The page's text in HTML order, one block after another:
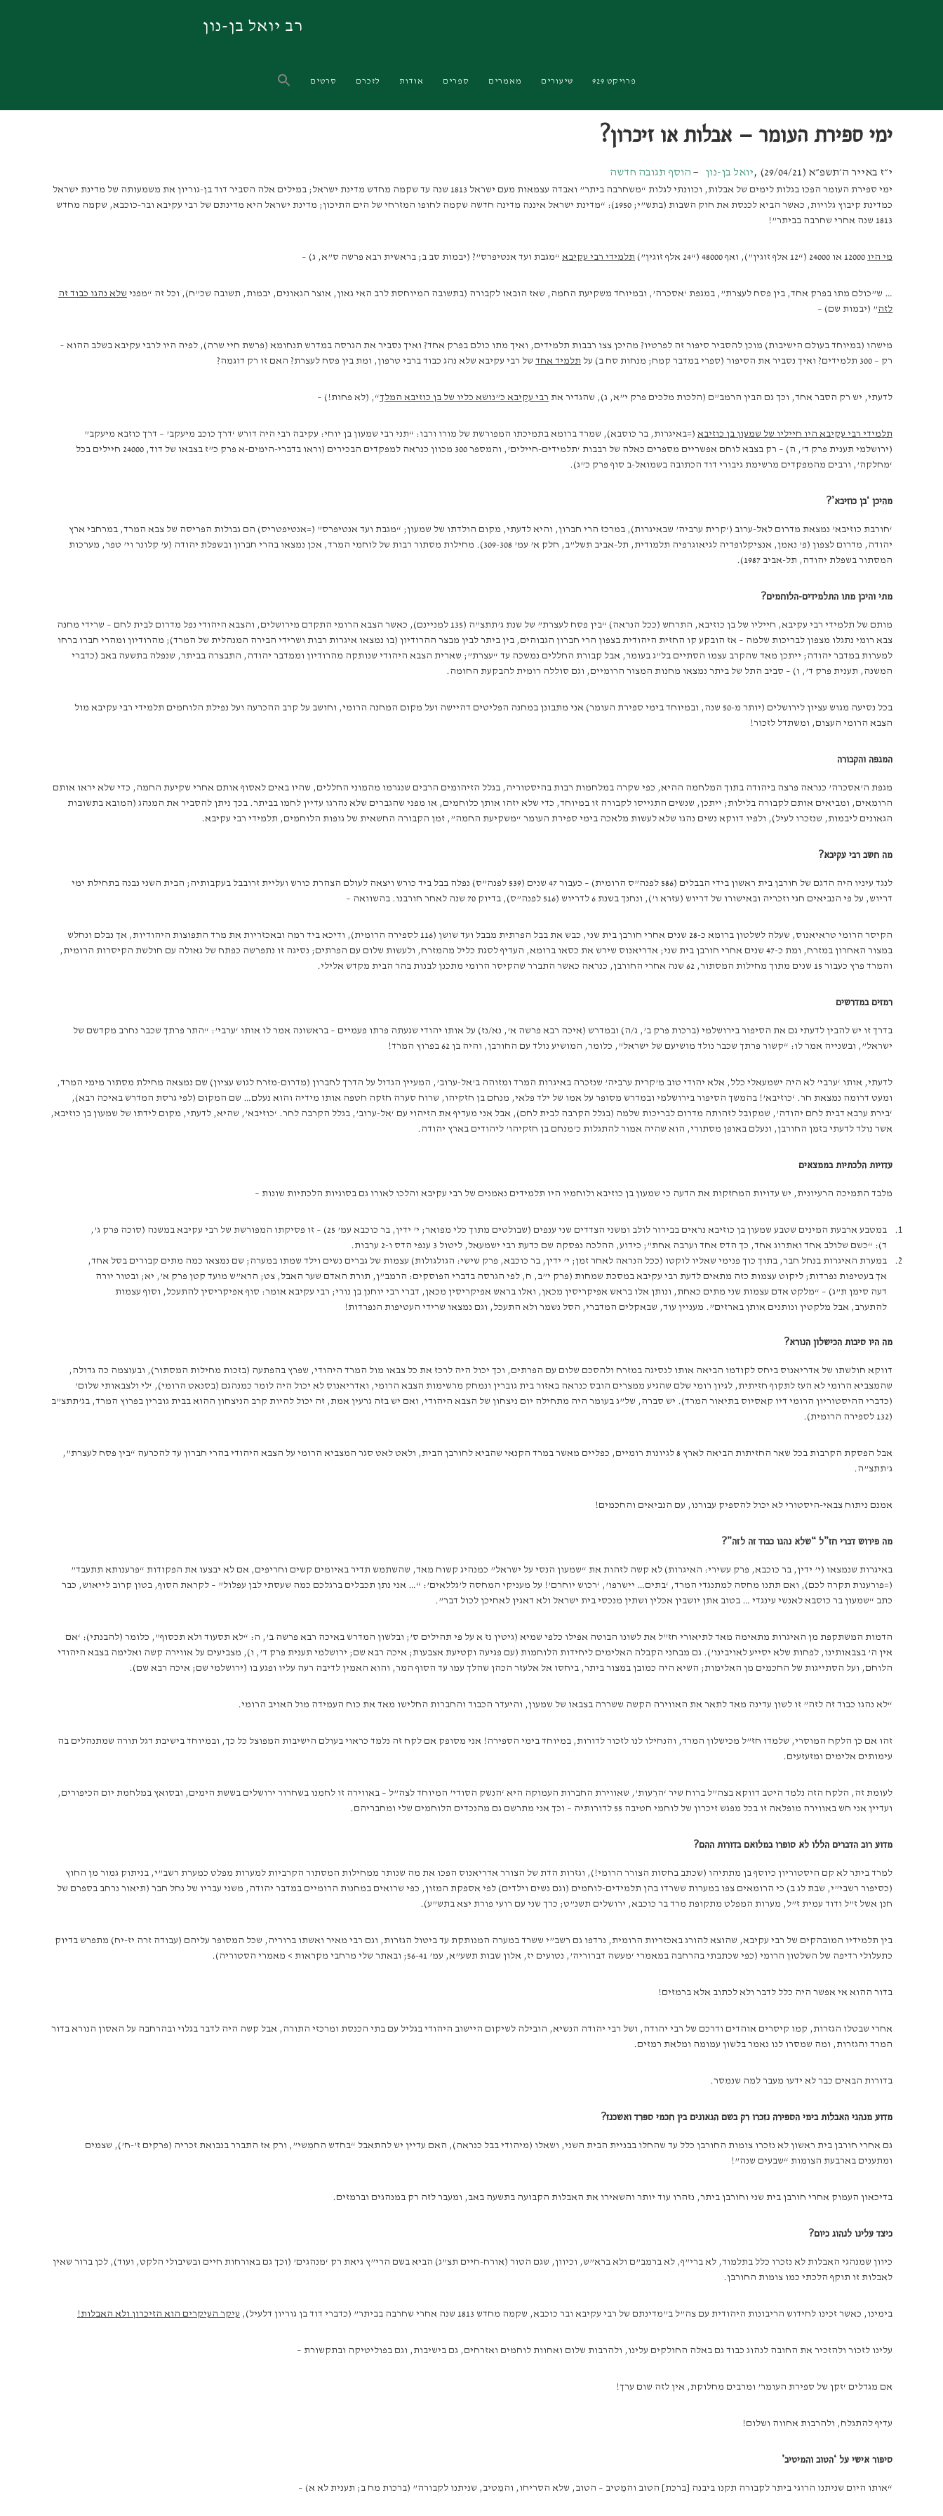
רב יואל בן-נון
פרויקט 929 שיעורים מאמרים ספרים אודות לזכרם סרטים
ימי ספירת העומר – אבלות או זיכרון?
י״ז באייר ה׳תשפ״א (29/04/21) ,יואל בן-נון הוסף תגובה חדשה
ימי ספירת העומר הפכו בגלות לימים של אבלות, וכוונתי לגלות “משחרבה ביתר” ואבדה עצמאות מעם ישראל 1813 שנה עד שקמה מחדש מדינת ישראל; במילים אלה הסביר דוד בן-גוריון את משמעותה של מדינת ישראל
כמדינת קיבוץ גלויות, כאשר הביא לכנסת את חוק השבות (בתש”י; 1950): “מדינת ישראל איננה מדינה חדשה שקמה לחופו המזרחי של הים התיכון; מדינת ישראל היא מדינתם של רבי עקיבא ובר-כוכבא, שקמה מחדש
1813 שנה אחרי שחרבה בביתר”!
מי היו תלמידי רבי עקיבא “מגבת ועד אנטיפרס”? (יבמות סב ב; בראשית רבא פרשה ס”א, ג) –
… ש”כולם מתו בפרק אחד, בין פסח לעצרת”, במגפת ‘אסכרה’, ובמיוחד משקיעת החמה, שאז הובאו לקבורה (בתשובה המיוחסת לרב האי גאון, אוצר הגאונים, יבמות, תשובה שכ”ח), וכל זה “מפני שלא נהגו כבוד זה
לזה” (יבמות שם) –
מישהו (במיוחד בעולם הישיבות) מוכן להסביר סיפור זה לפרטיו? מהיכן צצו רבבות תלמידים, ואיך מתו כולם בפרק אחד? ואיך נסביר את הגרסה במדרש תנחומא (פרשת חיי שרה), לפיה היו לרבי עקיבא בשלב ההוא –
רק – 300 תלמידים? ואיך נסביר את הסיפור (ספרי במדבר קמח; מנחות סח ב) על
תלמיד אחד של רבי עקיבא שלא נהג כבוד ברבי טרפון, ומת בין פסח לעצרת? האם זו רק דוגמה?
לדעתי, יש רק הסבר אחד, וכך גם הבין הרמב”ם (הלכות מלכים פרק י”א, ג), שהגדיר את רבי עקיבא כ”נושא כליו של בן כוזיבא המלך“, (לא פחות!) –
תלמידי רבי עקיבא היו חייליו של שמעון בן כוזיבא (=באיגרות, בר כוסבא), שמרד ברומא בתמיכתו המפורשת של מורו ורבו: “תני רבי שמעון בן יוחי: עקיבה רבי היה דורש ‘דרך כוכב מיעקב’ – דרך כוזבא מיעקב”
(ירושלמי תענית פרק ד’, ה) – רק בצבא לוחם אפשריים מספרים כאלה של רבבות ‘תלמידים-חיילים’, והמספר 300 מכוון כנראה למפקדים הבכירים (וראו בדברי-הימים-א פרק כ”ז בצבאו של דוד, 24000 חיילים בכל
‘מחלקה’, ורבים מהמפקדים מרשימת גיבורי דוד הכתובה בשמואל-ב סוף פרק כ”ג).
מהיכן ‘בן כוזיבא’?
‘חורבת כוזיבא’ נמצאת מדרום לאל-ערוב (‘קרית ערביה’ שבאיגרות), במרכז הרי חברון, והיא לדעתי, מקום הולדתו של שמעון; “מגבת ועד אנטיפרס” (=אנטיפטריס) הם גבולות הפריסה של צבא המרד, במרחבי ארץ
יהודה, מדרום לצפון (פ’ נאמן, אנציקלופדיה לגיאוגרפיה תלמודית, תל-אביב תשל”ב, חלק א’ עמ’ 309-308). מחילות מסתור רבות של לוחמי המרד, אכן נמצאו בהרי חברון ובשפלת יהודה (ע’ קלונר וי’ טפר, מערכות
המסתור בשפלת יהודה, תל-אביב 1987).
מתי והיכן מתו התלמידים-הלוחמים?
מותם של תלמידי רבי עקיבא, חייליו של בן כוזיבא, התרחש (ככל הנראה) “בין פסח לעצרת” של שנת ג’תתצ”ה (135 למניינם), כאשר הצבא הרומי התקדם מירושלים, והצבא היהודי נפל מדרום לבית לחם – שרידי מחנה
צבא רומי נתגלו מצפון לבריכות שלמה – אז הובקע קו החזית היהודית בצפון הרי חברון הגבוהים, בין ביתר לבין מבצר ההרודיון (בו נמצאו איגרות רבות ושרידי הבירה המנהלית של המרד); מהרודיון ומהרי חברו ברחו
למערות במדבר יהודה; ייתכן מאד שהקרב עצמו הסתיים בל”ג בעומר, אבל קבורת החללים נמשכה עד “עצרת”; שארית הצבא היהודי שנותקה מהרודיון וממדבר יהודה, התבצרה בביתר, שנפלה בתשעה באב (כדברי
המשנה, תענית פרק ד’, ו) – סביב התל של ביתר נמצאו מחנות המצור הרומיים, וגם סוללה רומית להבקעת החומה.
בכל נסיעה מגוש עציון לירושלים (יותר מ-50 שנה, ובמיוחד בימי ספירת העומר) אני מתבונן במחנה הפליטים דהיישה ועל מקום המחנה הרומי, וחושב על קרב ההכרעה ועל נפילת הלוחמים תלמידי רבי עקיבא מול
הצבא הרומי העצום, ומשתדל לזכור!
המגפה והקבורה
מגפת ה’אסכרה’ כנראה פרצה ביהודה בתוך המלחמה ההיא, כפי שקרה במלחמות רבות בהיסטוריה, בגלל הזיהומים הרבים שנגרמו מהמוני החללים, שהיו באים לאסוף אותם אחרי שקיעת החמה, כדי שלא יראו אותם
הרומאים, ומביאים אותם לקבורה בלילות; ייתכן, שנשים התגייסו לקבורה זו במיוחד, כדי שלא יזהו אותן כלוחמים, או מפני שהגברים שלא נהרגו עדיין לחמו בביתר. בכך ניתן להסביר את המנהג (המובא בתשובות
הגאונים ליבמות, שנזכרו לעיל), ולפיו דווקא נשים נהגו שלא לעשות מלאכה בימי ספירת העומר “משקיעת החמה”, זמן הקבורה החשאית של גופות הלוחמים, תלמידי רבי עקיבא.
מה חשב רבי עקיבא?
לנגד עיניו היה הדגם של חורבן בית ראשון בידי הבבלים (586 לפנה”ס הרומית) – כעבור 47 שנים (539 לפנה”ס) נפלה בבל ביד כורש ויצאה לעולם הצהרת כורש ועליית זרובבל בעקבותיה; הבית השני נבנה בתחילת ימי
דריוש, על פי הנביאים חגי וזכריה ובאישורו של דריוש (עזרא ו’), ונחנך בשנת 6 לדריוש (516 לפנה”ס), בדיוק 70 שנה לאחר חורבנו. בהשוואה –
הקיסר הרומי טראיאנוס, שעלה לשלטון ברומא כ-28 שנים אחרי חורבן בית שני, כבש את בבל הפרתית מבבל ועד שושן (116 לספירה הרומית), ודיכא ביד רמה ובאכזריות את מרד התפוצות היהודיות, אך נבלם ונחלש
במצור האחרון במזרח, ומת כ-47 שנים אחרי חורבן בית שני; אדריאנוס שירש את כסאו ברומא, העדיף לסגת כליל מהמזרח, ולעשות שלום עם הפרתים; נסיגה זו נתפרשה כפתח של גאולה עם חולשת הקיסרות הרומית,
והמרד פרץ כעבור 15 שנים מתוך מחילות המסתור, 62 שנה אחרי החורבן, כנראה כאשר התברר שהקיסר הרומי מתכנן לבנות בהר הבית מקדש אלילי.
רמזים במדרשים
בדרך זו יש להבין לדעתי גם את הסיפור בירושלמי (ברכות פרק ב’, ג/ה) ובמדרש (איכה רבא פרשה א’, נא/נז) על אותו יהודי שגעתה פרתו פעמיים – בראשונה אמר לו אותו ‘ערבי’: “התר פרתך שכבר נחרב מקדשם של
ישראל”, ובשנייה אמר לו: “קשור פרתך שכבר נולד מושיעם של ישראל”, כלומר, המושיע נולד עם החורבן, והיה בן 62 בפרוץ המרד!
לדעתי, אותו ‘ערבי’ לא היה ישמעאלי כלל, אלא יהודי טוב מ’קרית ערביה’ שנזכרה באיגרות המרד ומזוהה ב’אל-ערוב’, המעיין הגדול על הדרך לחברון (מדרום-מזרח לגוש עציון) שם נמצאה מחילת מסתור מימי המרד,
ומעט דרומה נמצאת חר. ‘כוזיבא’! בהמשך הסיפור בירושלמי ובמדרש מסופר על אמו של ילד פלאי, מנחם בן חזקיהו, שרוח סערה חזקה חטפה אותו מידיה והוא נעלם… שם המקום (לפי גרסת המדרש באיכה רבא),
‘בירת ערבא דבית לחם יהודה’, שמקובל לזהותה מדרום לבריכות שלמה (בגלל הקרבה לבית לחם), אבל אני מעדיף את הזיהוי עם ‘אל-ערוב’, בגלל הקרבה לחר. ‘כוזיבא’, שהיא, לדעתי, מקום לידתו של שמעון בן כוזיבא,
אשר נולד לדעתי בזמן החורבן, ונעלם באופן מסתורי, הוא שהיה אמור להתגלות כ’מנחם בן חזקיהו’ ליהודים בארץ יהודה.
עדויות הלכתיות בממצאים
מלבד התמיכה הרעיונית, יש עדויות המחזקות את הדעה כי שמעון בן כוזיבא ולוחמיו היו תלמידים נאמנים של רבי עקיבא והלכו לאורו גם בסוגיות הלכתיות שונות –
במטבע ארבעת המינים שטבע שמעון בן כוזיבא נראים בבירור לולב ומשני הצדדים שני ענפים (שבולטים מתוך כלי מפואר; י’ ידין, בר כוכבא עמ’ 25) – זו פסיקתו המפורשת של רבי עקיבא במשנה (סוכה פרק ג’,
ד): “כשם שלולב אחד ואתרוג אחד, כך הדס אחד וערבה אחת”; כידוע, ההלכה נפסקה שם כדעת רבי ישמעאל, ליטול 3 ענפי הדס ו-2 ערבות.
במערת האיגרות בנחל חבר, בתוך כוך פנימי שאליו לוקטו (ככל הנראה לאחר זמן; י’ ידין, בר כוכבא, פרק שישי: הגולגולות) עצמות של גברים נשים וילד שמתו במערה; שם נמצאו כמה מתים קבורים בסל אחד,
אך בעטיפות נפרדות; ליקוט עצמות כזה מתאים לדעת רבי עקיבא במסכת שמחות (פרק י”ב, ח, לפי הגרסה בדברי הפוסקים: הרמב”ן, תורת האדם שער האבל, צט; הרא”ש מועד קטן פרק א’, יא; ובטור יורה
דעה סימן ת”ג) – “מלקט אדם עצמות שני מתים כאחת, ונותן אלו בראש אפיקריסין מכאן, ואלו בראש אפיקריסין מכאן, דברי רבי יוחנן בן נורי; רבי עקיבא אומר: סוף אפיקריסין להתעכל, וסוף עצמות
להתערב, אבל מלקטין ונותנים אותן בארזים”. מעניין עוד, שבאקלים המדברי, הסל נשמר ולא התעכל, וגם נמצאו שרידי העטיפות הנפרדות!
מה היו סיבות הכישלון הנורא?
דווקא חולשתו של אדריאנוס ביחס לקודמו הביאה אותו לנסיגה במזרח ולהסכם שלום עם הפרתים, וכך יכול היה לרכז את כל צבאו מול המרד היהודי, שפרץ בהפתעה (בזכות מחילות המסתור), ובעוצמה כה גדולה,
שהמצביא הרומי לא העז לתקוף חזיתית, לגיון רומי שלם שהגיע ממצרים הובס כנראה באזור בית גוברין ונמחק מרשימות הצבא הרומי, ואדריאנוס לא יכול היה לומר כמנהגם (בסנאט הרומי), ‘לי ולצבאותי שלום’
(כדברי ההיסטוריון הרומי דיו קאסיוס בתיאור המרד). יש סברה, של”ג בעומר היה מתחילה יום ניצחון של הצבא היהודי, ואם יש בזה גרעין אמת, זה יכול להיות קרב הניצחון ההוא בבית גוברין בפרוץ המרד, בג’תתצ”ב
(132 לספירה הרומית).
אבל הפסקת הקרבות בכל שאר החזיתות הביאה לארץ 8 לגיונות רומיים, כפליים מאשר במרד הקנאי שהביא לחורבן הבית, ולאט לאט סגר המצביא הרומי על הצבא היהודי בהרי חברון עד להכרעה “בין פסח לעצרת”,
ג’תתצ”ה.
אמנם ניתוח צבאי-היסטורי לא יכול להספיק עבורנו, עם הנביאים והחכמים!
מה פירוש דברי חז”ל “שלא נהגו כבוד זה לזה”?
באיגרות שנמצאו (י’ ידין, בר כוכבא, פרק עשירי: האיגרות) לא קשה לזהות את “שמעון הנסי על ישראל” כמנהיג קשוח מאד, שהשתמש תדיר באיומים קשים וחריפים, אם לא יבצעו את הפקודות “פרענותא תתעבד”
(=פורענות תקרה לכם), ואם תתנו מחסה למתנגדי המרד, ‘בתים… יישרפו’, ‘רכוש יוחרם’! על מעניקי המחסה ל’גללאים’: “… אני נתן תכבלים ברגלכם כמה שעסתי לבן עפלול” – לקראת הסוף, בטון קרוב לייאוש, כבר
כתב “שמעון בר כוסבא לאנשי עינגדי … בטוב אתן יושבין אכלין ושתין מנכסי בית ישראל ולא דאגין לאחיכן לכול דבר”.
הדמות המשתקפת מן האיגרות מתאימה מאד לתיאורי חז”ל את לשונו הבוטה אפילו כלפי שמיא (גיטין נז א על פי תהילים ס’; ובלשון המדרש באיכה רבא פרשה ב’, ה: “לא תסעוד ולא תכסוף”, כלומר (להבנתי): ‘אם
אין ה’ בצבאותינו, לפחות שלא יסייע לאויבינו’). גם מבחני הקבלה האלימים ליחידות הלוחמות (עם פגיעה וקטיעת אצבעות; איכה רבא שם; ירושלמי תענית פרק ד’, ו), מצביעים על אווירה קשה ואלימה בצבא היהודי
הלוחם, ועל הסתייגות של החכמים מן האלימות; השיא היה כמובן במצור ביתר, ביחסו אל אלעזר הכהן שהלך עמו עד הסוף המר, והוא האמין לדיבה רעה עליו ופגע בו (ירושלמי שם; איכה רבא שם).
“לא נהגו כבוד זה לזה” זו לשון עדינה מאד לתאר את האווירה הקשה ששררה בצבאו של שמעון, והיעדר הכבוד והחברות החלישו מאד את כוח העמידה מול האויב הרומי.
זהו אם כן הלקח המוסרי, שלמדו חז”ל מכישלון המרד, והנחילו לנו לזכור לדורות, במיוחד בימי הספירה! אני מסופק אם לקח זה נלמד כראוי בעולם הישיבות המפוצל כל כך, ובמיוחד בישיבת דגל תורה שמתנהלים בה
עימותים אלימים ומזעזעים.
לעומת זה, הלקח הזה נלמד היטב דווקא בצה”ל ברוח שיר ‘הרֵעות’, שאווירת החברות העמוקה היא ‘הנשק הסודי’ המיוחד לצה”ל – באווירה זו לחמנו בשחרור ירושלים בששת הימים, ובסואץ במלחמת יום הכיפורים,
ועדיין אני חש באווירה מופלאה זו בכל מפגש זיכרון של לוחמי חטיבה 55 לדורותיה – וכך אני מתרשם גם מהנכדים הלוחמים שלי ומחבריהם.
מדוע רוב הדברים הללו לא סופרו במלואם בדורות ההם?
למרד ביתר לא קם היסטוריון כיוסף בן מתתיהו (שכתב בחסות הצורר הרומי!), וגזרות הדת של הצורר אדריאנוס הפכו את מה שנותר ממחילות המסתור הקרביות למערות מפלט כמערת רשב”י, בניתוק גמור מן החוץ
(כסיפור רשבי”י, שבת לג ב) כי הרומאים צפו במערות ששרדו בהן תלמידים-לוחמים (וגם נשים וילדים) לפי אספקת המזון, כפי שרואים במחנות הרומיים במדבר יהודה, משני עבריו של נחל חבר (תיאור נרחב בספרם של
חנן אשל ז”ל ודוד עמית ז”ל, מערות המפלט מתקופת מרד בר כוכבא, ירושלים תשנ”ט; כרך שני עם רועי פורת יצא בתש”ע).
בין תלמידיו המובהקים של רבי עקיבא, שהוצא להורג באכזריות הרומית, נרדפו גם רשב”י ששרד במערה המנותקת עד ביטול הגזרות, וגם רבי מאיר ואשתו ברוריה, שכל המסופר עליהם (עבודה זרה יז-יח) מתפרש בדיוק
כתעלולי רדיפה של השלטון הרומי (כפי שכתבתי בהרחבה במאמרי ‘מעשה דברוריה’, נטועים יז, אלון שבות תשע”א, עמ’ 56-41; ובאתר שלי מרחבי מקראות > מאמרי הסטוריה).
בדור ההוא אי אפשר היה כלל לדבר ולא לכתוב אלא ברמזים!
אחרי שבטלו הגזרות, קמו קיסרים אוהדים ודרכם של רבי יהודה, ושל רבי יהודה הנשיא, הובילה לשיקום היישוב היהודי בגליל עם בתי הכנסת ומרכזי התורה, אבל קשה היה לדבר בגלוי ובהרחבה על האסון הנורא בדור
המרד והגזרות, ומה שמסרו לנו נאמר בלשון עמומה ומלאת רמזים.
בדורות הבאים כבר לא ידעו מעבר למה שנמסר.
מדוע מנהגי האבלות בימי הספירה נזכרו רק בשם הגאונים בין חכמי ספרד ואשכנז?
גם אחרי חורבן בית ראשון לא נזכרו צומות החורבן כלל עד שהחלו בבניית הבית השני, ושאלו (מיהודי בבל כנראה), האם עדיין יש להתאבל “בחֹדש החמִשי”, ורק אז התברר בנבואת זכריה (פרקים ז’-ח’), שצמים
ומתענים בארבעת הצומות “שבעים שנה”!
בדיכאון העמוק אחרי חורבן בית שני וחורבן ביתר, נזהרו עוד יותר והשאירו את האבלות הקבועה בתשעה באב, ומעבר לזה רק במנהגים וברמזים.
כיצד עלינו לנהוג כיום?
כיוון שמנהגי האבלות לא נזכרו כלל בתלמוד, לא ברי”ף, לא ברמב”ם ולא ברא”ש, וכיוון, שגם הטור (אורח-חיים תצ”ג) הביא בשם הרי”ץ גיאת רק ‘מנהגים’ (וכך גם באורחות חיים ובשיבולי הלקט, ועוד), לכן ברור שאין
לאבלות זו תוקף הלכתי כמו צומות החורבן.
בימינו, כאשר זכינו לחידוש הריבונות היהודית עם צה”ל ב”מדינתם של רבי עקיבא ובר כוכבא, שקמה מחדש 1813 שנה אחרי שחרבה בביתר” (כדברי דוד בן גוריון דלעיל), עיקר העיקרים הוא הזיכרון ולא האבלות!
עלינו לזכור ולהזכיר את החובה לנהוג כבוד גם באלה החולקים עלינו, ולהרבות שלום ואחוות לוחמים ואזרחים, גם בישיבות, וגם בפוליטיקה ובתקשורת –
אם מגדלים ‘זקן של ספירת העומר’ ומרבים מחלוקת, אין לזה שום ערך!
עדיף להתגלח, ולהרבות אחווה ושלום!
סיפור אישי על ‘הטוב והמיטיב’
“אותו היום שניתנו הרוגי ביתר לקבורה תקנו ביבנה [ברכת] הטוב והמֵטיב – הטוב, שלא הסריחו, והמֵטיב, שניתנו לקבורה” (ברכות מח ב; תענית לא א) –